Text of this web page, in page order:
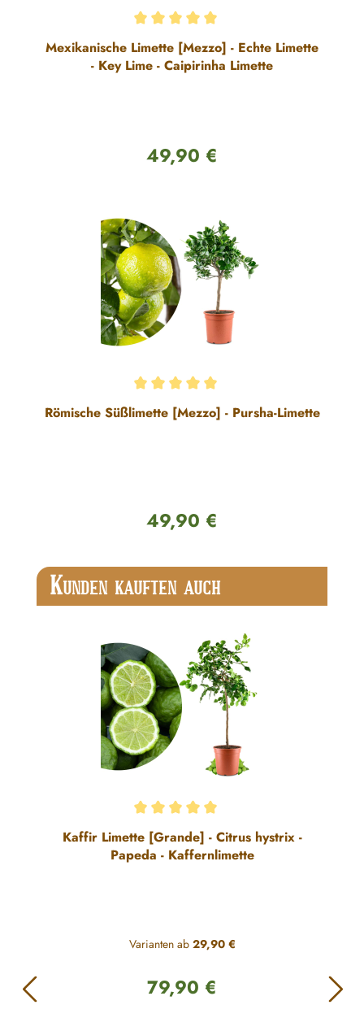
Durchschnittliche Bewertung von 5 von 5 Sternen
Mexikanische Limette [Mezzo] - Echte Limette
- Key Lime - Caipirinha Limette
Regulärer Preis:
49,90 €
Durchschnittliche Bewertung von 5 von 5 Sternen
Römische Süßlimette [Mezzo] - Pursha-Limette
Regulärer Preis:
49,90 €
Produktgalerie überspringen
KUNDEN KAUFTEN AUCH
Durchschnittliche Bewertung von 5 von 5 Sternen
Kaffir Limette [Grande] - Citrus hystrix -
Papeda - Kaffernlimette
Varianten ab29,90 €
Regulärer Preis:
79,90 €